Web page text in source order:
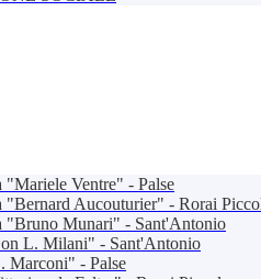
"Mariele Ventre" - Palse
"Bernard Aucouturier" - Rorai
"Bruno Munari" - Sant'Antonio
L. Milani" - Sant'Antonio
Marconi" - Palse